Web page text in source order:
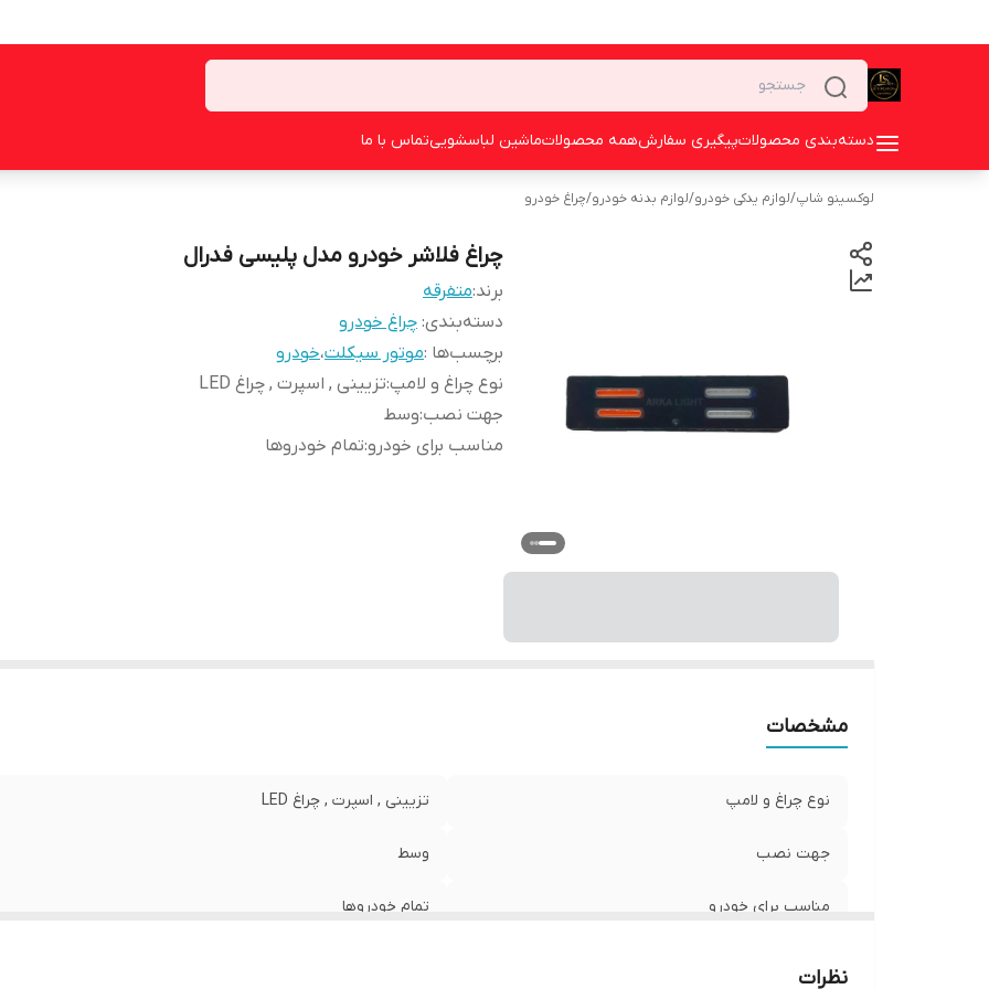
دسته‌بندی محصولاتپیگیری سفارشهمه محصولاتماشین لباسشوییتماس با ما
لوکسینو شاپ/لوازم یدکی خودرو/لوازم بدنه خودرو/چراغ خودرو
چراغ فلاشر خودرو مدل پلیسی فدرال
برند:متفرقه
دسته‌بندی: چراغ خودرو
برچسب‌ها :موتور سیکلت،خودرو
نوع چراغ و لامپ:تزیینی , اسپرت , چراغ LED
جهت نصب:وسط
مناسب برای خودرو:تمام خودروها
مشخصات
نوع چراغ و لامپ تزیینی , اسپرت , چراغ LED
جهت نصب وسط
مناسب برای خودرو تمام خودروها
نظرات